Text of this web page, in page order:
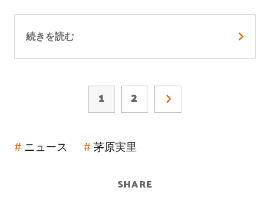
続きを読む
1 2
ニュース 茅原実里
SHARE